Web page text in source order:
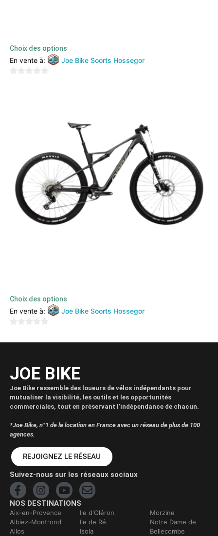
Choix des options
En vente à: Joe Bike Soorts Hossegor
Choix des options
En vente à: Joe Bike Soorts Hossegor
sur
JOE BIKE
Joe Bike rassemble des loueurs de vélos indépendants pour
mutualiser la visibilité, les outils et les opportunités
commerciales, tout en préservant l’indépendance de chacun.
*Joe Bike, n°1 de la location en France avec un réseau de plus de 100
agences.
REJOIGNEZ LE RÉSEAU
Suivez-nous sur les réseaux sociaux
NOS DESTINATIONS
Aix-en-Provence
Albiez-Montrond
Allos
Ile d'Oléron
Ile de Ré
Isola
Morzine
Notre Dame de
Bellecombe